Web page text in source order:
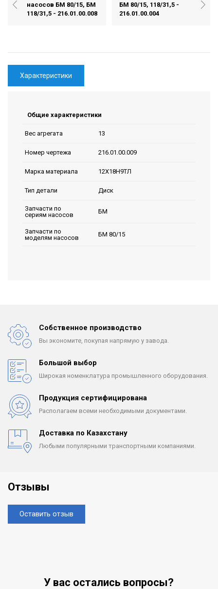
насосов БМ 80/15, БМ
118/31,5 - 216.01.00.008
БМ 80/15, 118/31,5 -
216.01.00.004
Характеристики
Общие характеристики
Вес агрегата 13
Номер чертежа 216.01.00.009
Марка материала 12Х18Н9ТЛ
Тип детали Диск
Запчасти по
сериям насосов
БМ
Запчасти по
моделям насосов
БМ 80/15
Собственное производство
Вы экономите, покупая напрямую у завода.
Большой выбор
Широкая номенклатура промышленного оборудования.
Продукция сертифицирована
Располагаем всеми необходимыми документами.
Доставка по Казахстану
Любыми популярными транспортными компаниями.
Отзывы
Оставить отзыв
У вас остались вопросы?